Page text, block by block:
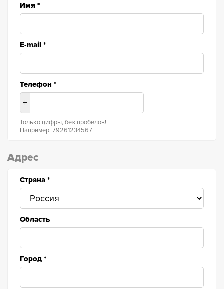
Имя *
E-mail *
Телефон *
+
Только цифры, без пробелов!
Например: 79261234567
Адрес
Страна *
Область
Город *